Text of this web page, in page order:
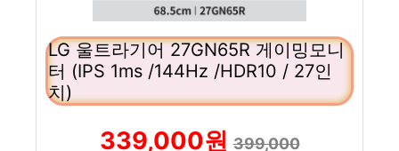
LG 울트라기어 27GN65R 게이밍모니
터 (IPS 1ms /144Hz /HDR10 / 27인
치)
339,000원399,000